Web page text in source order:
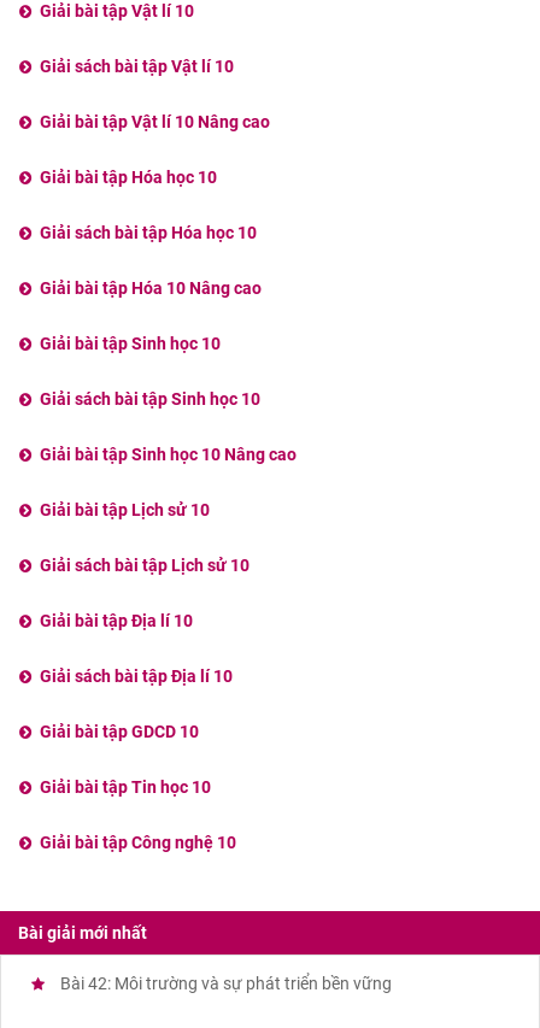
Giải bài tập Vật lí 10
Giải sách bài tập Vật lí 10
Giải bài tập Vật lí 10 Nâng cao
Giải bài tập Hóa học 10
Giải sách bài tập Hóa học 10
Giải bài tập Hóa 10 Nâng cao
Giải bài tập Sinh học 10
Giải sách bài tập Sinh học 10
Giải bài tập Sinh học 10 Nâng cao
Giải bài tập Lịch sử 10
Giải sách bài tập Lịch sử 10
Giải bài tập Địa lí 10
Giải sách bài tập Địa lí 10
Giải bài tập GDCD 10
Giải bài tập Tin học 10
Giải bài tập Công nghệ 10
Bài giải mới nhất
Bài 42: Môi trường và sự phát triển bền vững